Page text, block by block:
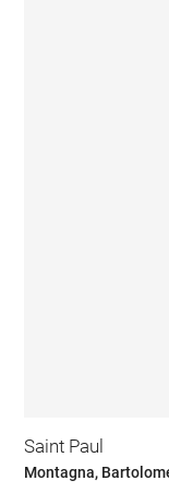
Saint Paul
Montagna,